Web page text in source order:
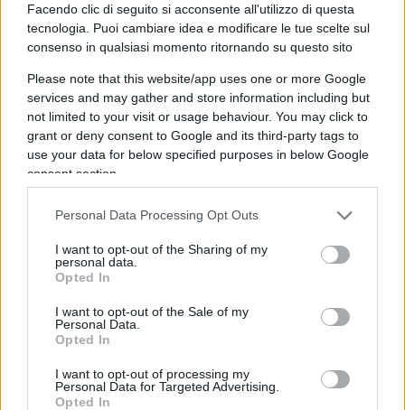
Facendo clic di seguito si acconsente all'utilizzo di questa
tecnologia. Puoi cambiare idea e modificare le tue scelte sul
consenso in qualsiasi momento ritornando su questo sito
Please note that this website/app uses one or more Google
services and may gather and store information including but
not limited to your visit or usage behaviour. You may click to
grant or deny consent to Google and its third-party tags to
use your data for below specified purposes in below Google
consent section.
Personal Data Processing Opt Outs
I want to opt-out of the Sharing of my
personal data.
Opted In
I want to opt-out of the Sale of my
Personal Data.
Opted In
I want to opt-out of processing my
Personal Data for Targeted Advertising.
Opted In
chiedono la caduta dell’Ayatollah? Premia il
dittatore di Teheran, elevando il suo regime a
guida di un ente che dovrebbe combattere proprio
queste ingiustizie. Come tanti esperti hanno
giustamente notato, questa mossa equivale a
nominare un lupo a guardia delle pecore.
E questa a ben vedere non è un’anomalia isolata.
L’ONU ha una liaison decennale con l’Iran (e non
solo…) che mina la sua credibilità. Nel 2022 infatti,
ONU sullo Status delle Donne. Nel 2023, l’Iran ha
presieduto una riunione del Forum Sociale del
Consiglio per i Diritti Umani, scatenando proteste
internazionali. E qualche giorno fa, giusto per non